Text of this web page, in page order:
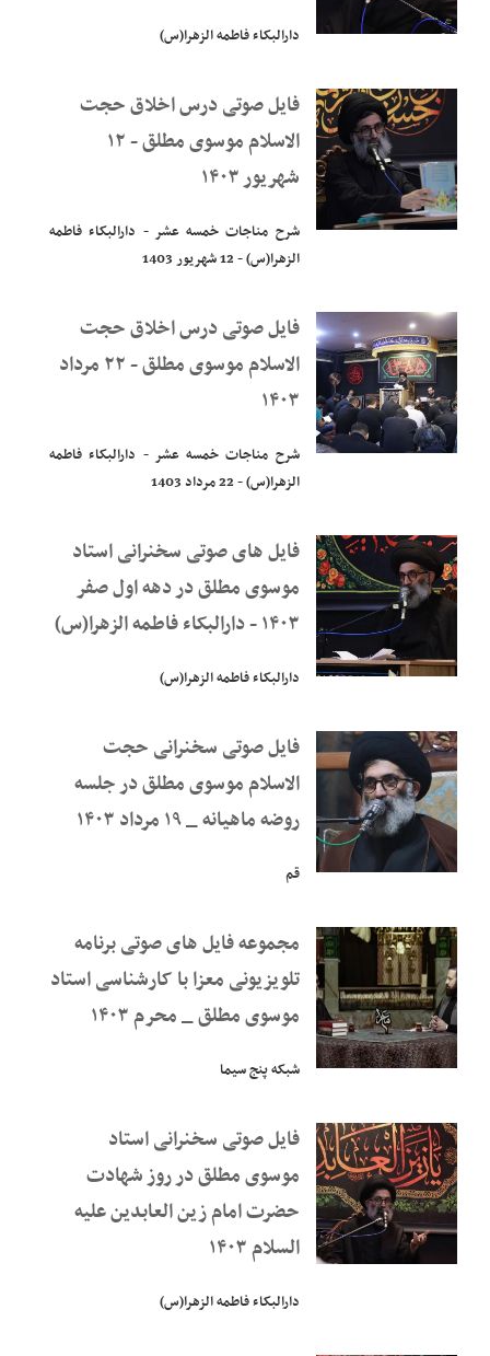
دارالبکاء فاطمه الزهرا(س)
فایل صوتی درس اخلاق حجت
الاسلام موسوی مطلق - ۱۲
شهریور ۱۴۰۳
شرح مناجات خمسه عشر - دارالبکاء فاطمه
فایل صوتی درس اخلاق حجت
الاسلام موسوی مطلق - ۲۲ مرداد
۱۴۰۳
شرح مناجات خمسه عشر - دارالبکاء فاطمه
فایل های صوتی سخنرانی استاد
موسوی مطلق در دهه اول صفر
۱۴۰۳ - دارالبکاء فاطمه الزهرا(س)
دارالبکاء فاطمه الزهرا(س)
فایل صوتی سخنرانی حجت
الاسلام موسوی مطلق در جلسه
روضه ماهیانه _ ۱۹ مرداد ۱۴۰۳
قم
مجموعه فایل های صوتی برنامه
تلویزیونی معزا با کارشناسی استاد
موسوی مطلق _ محرم ۱۴۰۳
شبکه پنج سیما
فایل صوتی سخنرانی استاد
موسوی مطلق در روز شهادت
حضرت امام زین العابدین علیه
السلام ۱۴۰۳